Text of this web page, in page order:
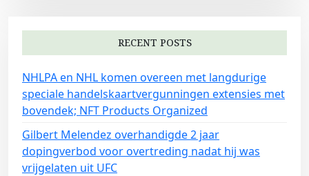
RECENT POSTS
NHLPA en NHL komen overeen met langdurige
speciale handelskaartvergunningen extensies met
bovendek; NFT Products Organized
Gilbert Melendez overhandigde 2 jaar
dopingverbod voor overtreding nadat hij was
vrijgelaten uit UFC